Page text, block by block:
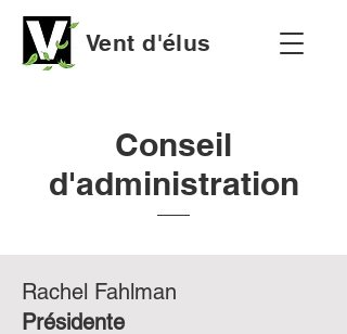
Vent d'élus
Conseil
d'administration
Rachel Fahlman
Présidente